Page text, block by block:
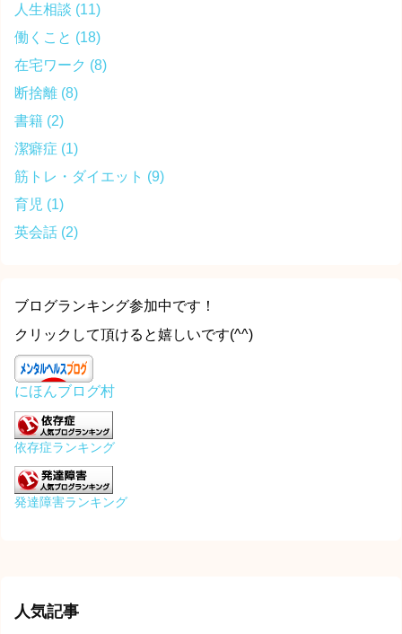
人生相談 (11)
働くこと (18)
在宅ワーク (8)
断捨離 (8)
書籍 (2)
潔癖症 (1)
筋トレ・ダイエット (9)
育児 (1)
英会話 (2)
ブログランキング参加中です！
クリックして頂けると嬉しいです(^^)
にほんブログ村
依存症ランキング
発達障害ランキング
人気記事